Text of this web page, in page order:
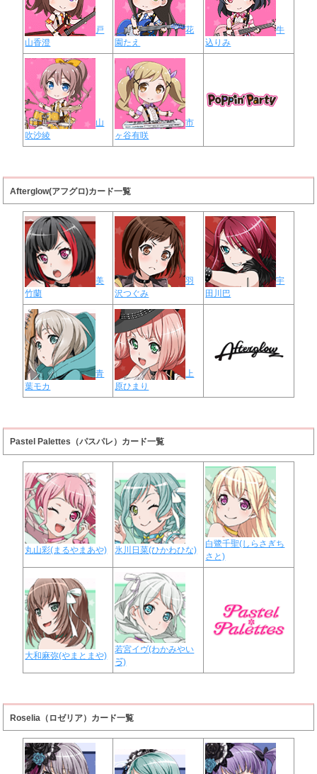
戸
山香澄
花
園たえ
牛
込りみ
山
吹沙綾
市
ヶ谷有咲
Afterglow(アフグロ)カード一覧
美
竹蘭
羽
沢つぐみ
宇
田川巴
青
葉モカ
上
原ひまり
Pastel Palettes（パスパレ）カード一覧
丸山彩(まるやまあや) 氷川日菜(ひかわひな)
白鷺千聖(しらさぎち
さと)
大和麻弥(やまとまや)
若宮イヴ(わかみやい
ゔ)
Roselia（ロゼリア）カード一覧